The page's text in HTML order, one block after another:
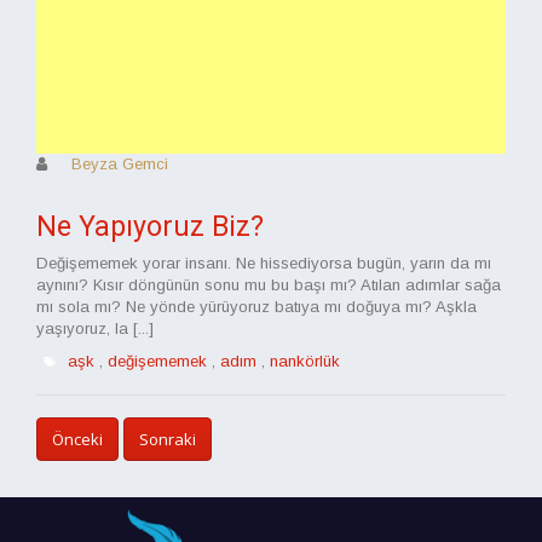
Beyza Gemci
Ne Yapıyoruz Biz?
Değişememek yorar insanı. Ne hissediyorsa bugün, yarın da mı
aynını? Kısır döngünün sonu mu bu başı mı? Atılan adımlar sağa
mı sola mı? Ne yönde yürüyoruz batıya mı doğuya mı? Aşkla
yaşıyoruz, la [...]
aşk
değişememek adım nankörlük
Önceki Sonraki